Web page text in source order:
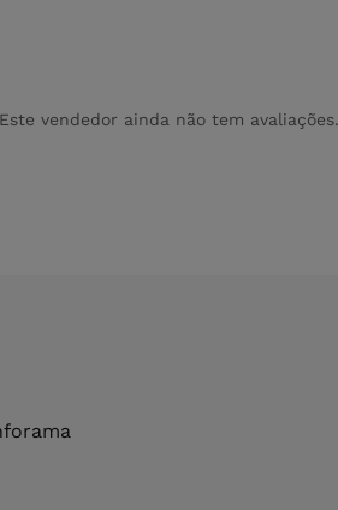
Este vendedor ainda não tem avaliações.